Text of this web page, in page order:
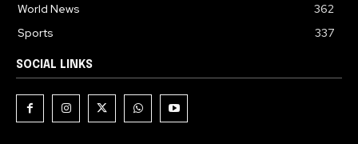
World News
362
Sports
337
SOCIAL LINKS